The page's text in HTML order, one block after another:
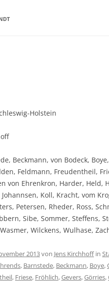
Holstein
Beckmann, von Bodeck,
Feldmann, Freudentheil,
von Ehrenkron, Harder, Held,
Koll, Kracht, vom
Petersen, Rheder, Ross,
Sibe, Sommer, Steffens,
Wilckens, Wulhase,
2013von Jens Kirchhoffin
, Barnstede, Beckmann, Boye,
, Friese, Fröhlich,Gevers,Görries,